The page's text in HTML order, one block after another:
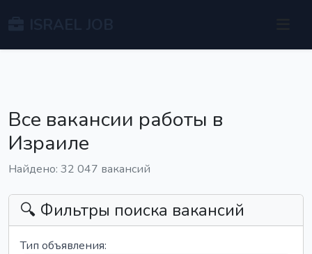
Все вакансии работы в
Израиле
Найдено: 32 047 вакансий
🔍 Фильтры поиска вакансий
Тип объявления: